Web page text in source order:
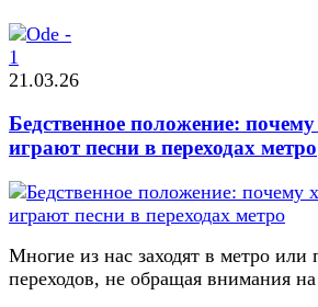
21.03.26
Бедственное положение:
играют песни в переходах метро
Многие из нас заходят в метро
переходов, не обращая внимания